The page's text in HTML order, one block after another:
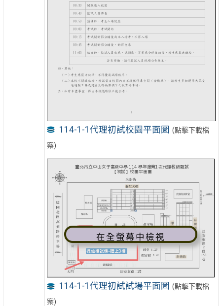
114-1-1代理初試校園平面圖 (點擊下載檔
案)
在全螢幕中檢視
114-1-1代理初試試場平面圖 (點擊下載檔
案)